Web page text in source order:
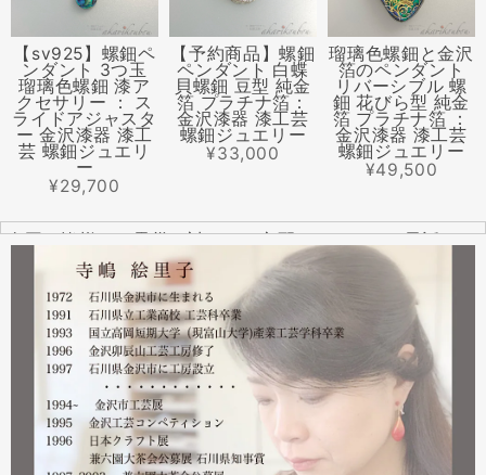
【sv925】螺鈿ペ
ンダント 3つ玉
瑠璃色螺鈿 漆ア
クセサリー ： ス
ライドアジャスタ
ー 金沢漆器 漆工
芸 螺鈿ジュエリ
ー
¥29,700
【予約商品】螺鈿
ペンダント 白蝶
貝螺鈿 豆型 純金
箔 プラチナ箔：
金沢漆器 漆工芸
螺鈿ジュエリー
¥33,000
瑠璃色螺鈿と金沢
箔のペンダント
リバーシブル 螺
鈿 花びら型 純金
箔 プラチナ箔 ：
金沢漆器 漆工芸
螺鈿ジュエリー
¥49,500
全国の皆様より震災に対するご心配のメールやお電話をた
くさんいただきました。ありがとうございます。
幸い紅里工房にはそれほどの被害もなく、ただいま通常の
営業をしております。配送につきましても金沢から発送す
る分につきましては問題ありませんのでご安心ください。
皆様には多大なご心配をおかけしており心苦しいばかりで
はありますが、今後とも紅里工房をどうぞよろしくお願い
いたします。
漆工芸・紅里工房 寺嶋絵里子